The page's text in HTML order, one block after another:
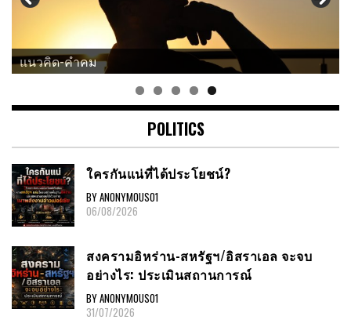
การเมือง
POLITICS
ใครกันแน่ที่ได้ประโยชน์?
BY ANONYMOUS01
06/08/2026
สงครามอิหร่าน-สหรัฐฯ/อิสราเอล จะจบ
อย่างไร: ประเมินสถานการณ์
BY ANONYMOUS01
31/07/2026